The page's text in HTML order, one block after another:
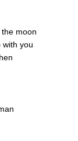
moon
with you